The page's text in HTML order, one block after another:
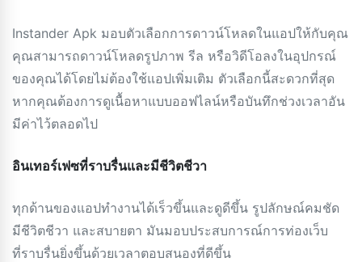
Instander Apk มอบตัวเลือกการดาวน์โหลดในแอปให้กับคุณ
คุณสามารถดาวน์โหลดรูปภาพ รีล หรือวิดีโอลงในอุปกรณ์
ของคุณได้โดยไม่ต้องใช้แอปเพิ่มเติม ตัวเลือกนี้สะดวกที่สุด
หากคุณต้องการดูเนื้อหาแบบออฟไลน์หรือบันทึกช่วงเวลาอัน
มีค่าไว้ตลอดไป
อินเทอร์เฟซที่ราบรื่นและมีชีวิตชีวา
ทุกด้านของแอปทำงานได้เร็วขึ้นและดูดีขึ้น รูปลักษณ์คมชัด
มีชีวิตชีวา และสบายตา มันมอบประสบการณ์การท่องเว็บ
ที่ราบรื่นยิ่งขึ้นด้วยเวลาตอบสนองที่ดีขึ้น